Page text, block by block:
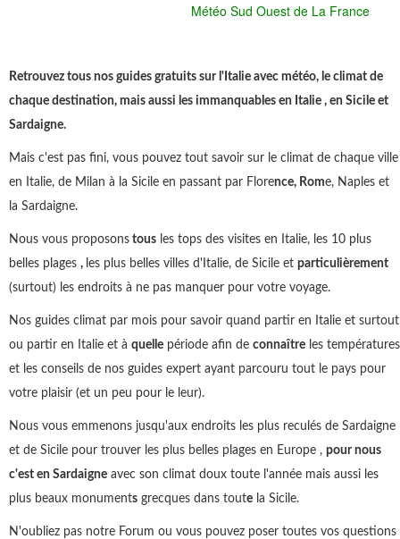
Météo Sud Ouest de La France
Retrouvez tous nos guides gratuits sur l'Italie avec météo, le climat de
chaque destination, mais aussi les immanquables en Italie , en Sicile et
Sardaigne.
Mais c'est pas fini, vous pouvez tout savoir sur le climat de chaque ville
en Italie, de Milan à la Sicile en passant par Florence, Rome, Naples et
la Sardaigne.
Nous vous proposons tous les tops des visites en Italie, les 10 plus
belles plages , les plus belles villes d'Italie, de Sicile et particulièrement
(surtout) les endroits à ne pas manquer pour votre voyage.
Nos guides climat par mois pour savoir quand partir en Italie et surtout
ou partir en Italie et à quelle période afin de connaître les températures
et les conseils de nos guides expert ayant parcouru tout le pays pour
votre plaisir (et un peu pour le leur).
Nous vous emmenons jusqu'aux endroits les plus reculés de Sardaigne
et de Sicile pour trouver les plus belles plages en Europe , pour nous
c'est en Sardaigne avec son climat doux toute l'année mais aussi les
plus beaux monuments grecques dans toute la Sicile.
N'oubliez pas notre Forum ou vous pouvez poser toutes vos questions